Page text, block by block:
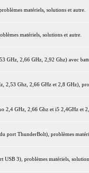
matériels, solutions et autre.
matériels, solutions et autre.
2,66 GHz, 2,92 Ghz) avec
Ghz, 2,66 GHz et 2,8 GHz),
GHz, 2,66 Ghz et i5 2,4GHz et
port ThunderBolt), problèmes
3), problèmes matériels,